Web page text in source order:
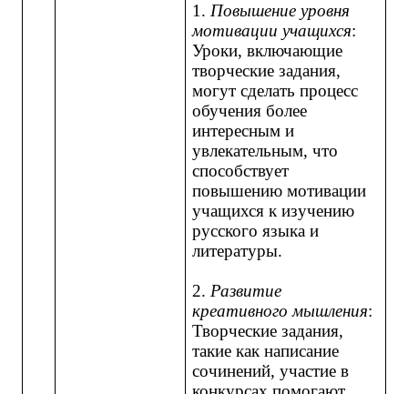
1.Повышение уровня
мотивации учащихся:
Уроки, включающие
творческие задания,
могут сделать процесс
обучения более
интересным и
увлекательным, что
способствует
повышению мотивации
учащихся к изучению
русского языка и
литературы.
2.Развитие
креативного мышления:
Творческие задания,
такие как написание
сочинений, участие в